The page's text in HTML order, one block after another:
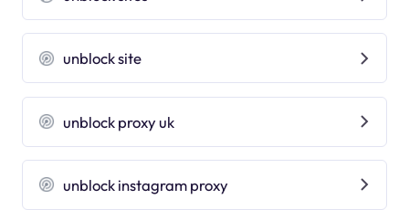
unblock site
unblock proxy uk
unblock instagram proxy